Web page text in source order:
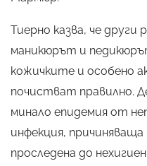
Тиерно казва, че други
маникюрът и
кожичките и особено
почистват правилно.
минало епидемия от
инфекция,
проследена до